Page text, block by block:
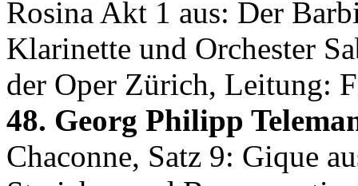
Rosina Akt 1 aus: Der
Klarinette und Orchester
der Oper Zürich, Leitung:
48. Georg Philipp
Chaconne, Satz 9: Gique